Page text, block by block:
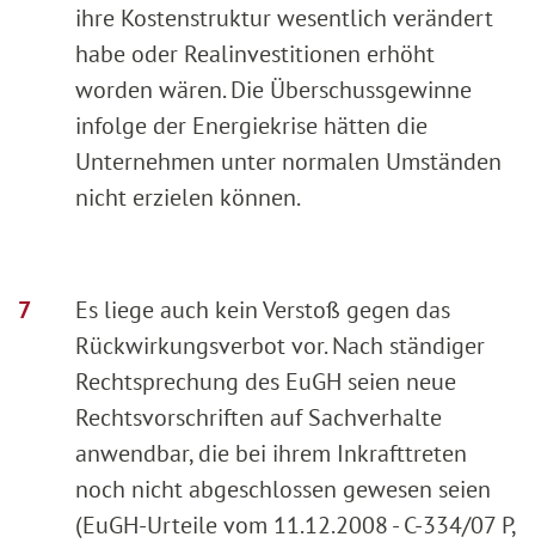
ihre Kostenstruktur wesentlich verändert
habe oder Realinvestitionen erhöht
worden wären. Die Überschussgewinne
infolge der Energiekrise hätten die
Unternehmen unter normalen Umständen
nicht erzielen können.
Es liege auch kein Verstoß gegen das
Rückwirkungsverbot vor. Nach ständiger
Rechtsprechung des EuGH seien neue
Rechtsvorschriften auf Sachverhalte
anwendbar, die bei ihrem Inkrafttreten
noch nicht abgeschlossen gewesen seien
(EuGH-Urteile vom 11.12.2008 - C-334/07 P,